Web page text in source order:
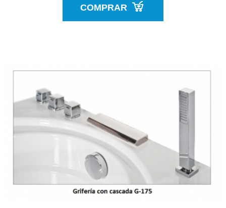
COMPRAR